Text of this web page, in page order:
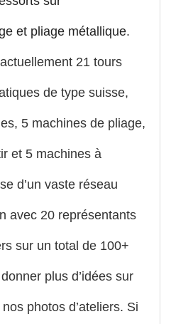
et pliage métallique.
21 tours
de type suisse,
5 machines de pliage,
et 5 machines à
d’un vaste réseau
avec 20 représentants
sur un total de 100+
plus d’idées sur
photos d’ateliers. Si